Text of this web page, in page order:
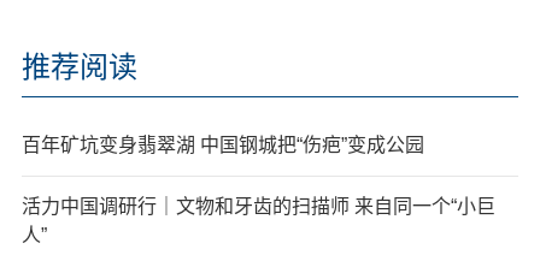
推荐阅读
百年矿坑变身翡翠湖 中国钢城把“伤疤”变成公园
活力中国调研行｜文物和牙齿的扫描师 来自同一个“小巨
人”